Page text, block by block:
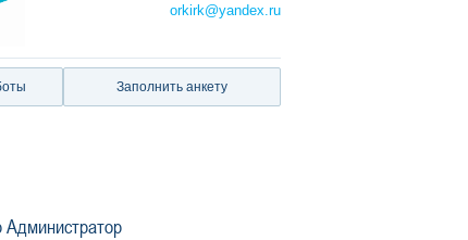
orkirk@yandex.ru
Заполнить анкету
Администратор